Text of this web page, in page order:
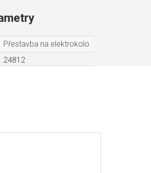
Přestavba na elektrokolo
24812